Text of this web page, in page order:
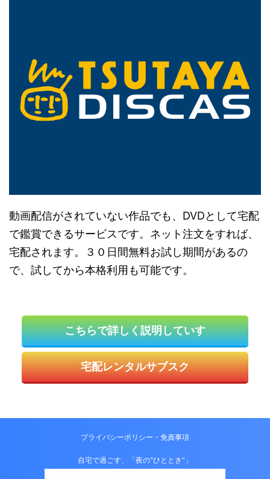
動画配信がされていない作品でも、DVDとして宅配
で鑑賞できるサービスです。ネット注文をすれば、
宅配されます。３０日間無料お試し期間があるの
で、試してから本格利用も可能です。
こちらで詳しく説明していす
宅配レンタルサブスク
プライバシーポリシー・免責事項
自宅で過ごす、「夜の”ひととき”」